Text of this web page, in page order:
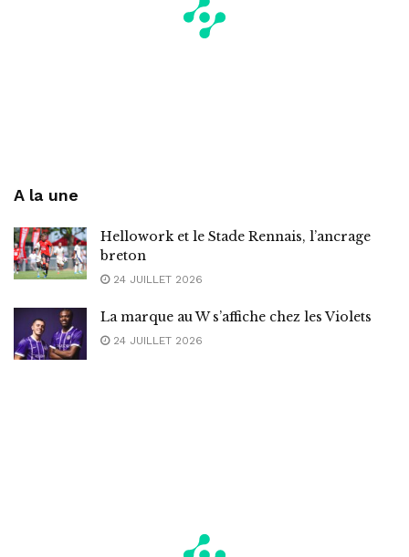
A la une
Hellowork et le Stade Rennais, l’ancrage
breton
24 JUILLET 2026
La marque au W s’affiche chez les Violets
24 JUILLET 2026